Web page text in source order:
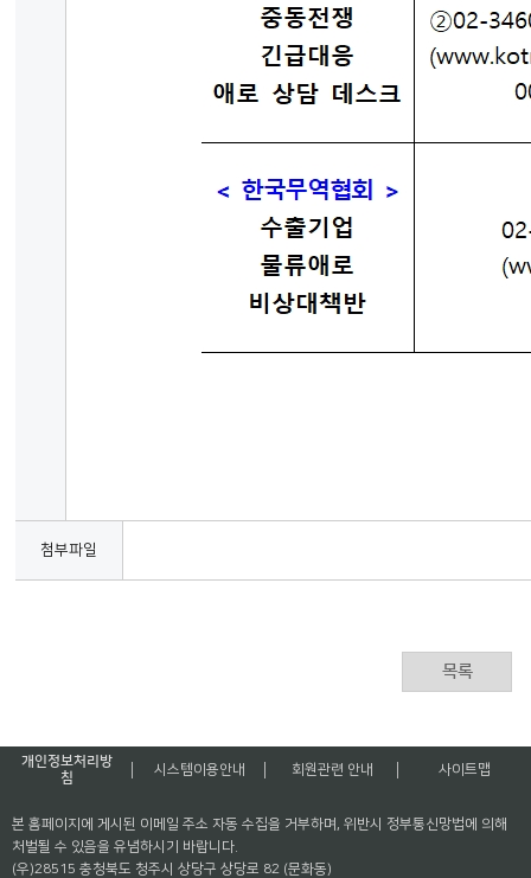
첨부파일
목록
개인정보처리방
침
시스템이용안내 회원관련 안내 사이트맵
본 홈페이지에 게시된 이메일 주소 자동 수집을 거부하며, 위반시 정부통신망법에 의해
처벌될 수 있음을 유념하시기 바랍니다.
(우)28515 충청북도 청주시 상당구 상당로 82 (문화동)